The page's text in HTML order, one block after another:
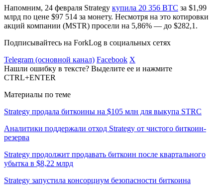
Напомним, 24 февраля Strategy купила 20 356 BTC за $1,99
млрд по цене $97 514 за монету. Несмотря на это котировки
акций компании (MSTR) просели на 5,86% — до $282,1.
Подписывайтесь на ForkLog в социальных сетях
Telegram (основной канал) Facebook X
Нашли ошибку в тексте? Выделите ее и нажмите
CTRL+ENTER
Материалы по теме
Strategy продала биткоины на $105 млн для выкупа STRC
Аналитики поддержали отход Strategy от чистого биткоин-
резерва
Strategy продолжит продавать биткоин после квартального
убытка в $8,22 млрд
Strategy запустила консорциум безопасности биткоина